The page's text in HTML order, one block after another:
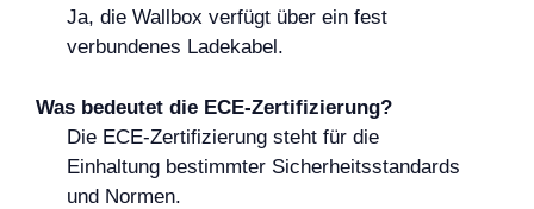
Ja, die Wallbox verfügt über ein fest
verbundenes Ladekabel.
Was bedeutet die ECE-Zertifizierung?
Die ECE-Zertifizierung steht für die
Einhaltung bestimmter Sicherheitsstandards
und Normen.